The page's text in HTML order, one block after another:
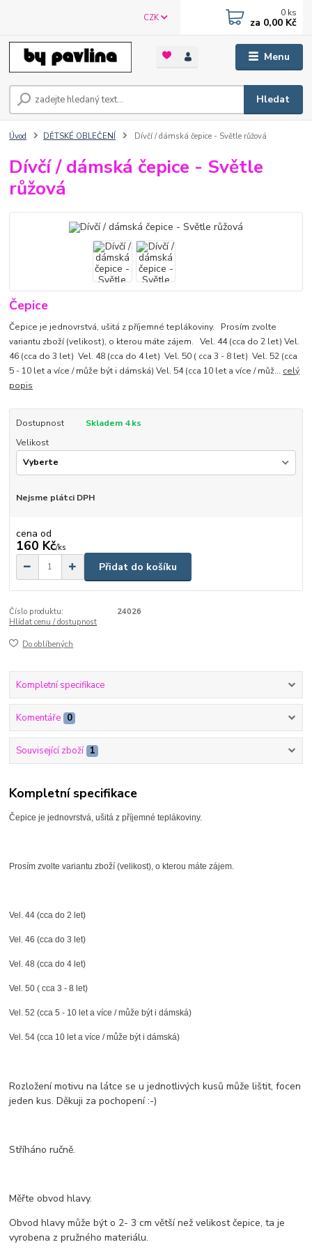
Menu
CZK
Hledat
0 ks
za 0,00 Kč
Úvod DĚTSKÉ OBLEČENÍ Dívčí / dámská čepice - Světle růžová
Dívčí / dámská čepice - Světle
růžová
Čepice
Čepice je jednovrstvá, ušitá z příjemné teplákoviny. Prosím zvolte
variantu zboží (velikost), o kterou máte zájem. Vel. 44 (cca do 2 let) Vel.
46 (cca do 3 let) Vel. 48 (cca do 4 let) Vel. 50 ( cca 3 - 8 let) Vel. 52 (cca
5 - 10 let a více / může být i dámská) Vel. 54 (cca 10 let a více / můž... celý
popis
Dostupnost
Skladem 4 ks
Velikost
Nejsme plátci DPH
cena od
160 Kč/ks
Přidat do košíku
Číslo produktu:
24026
Hlídat cenu / dostupnost
Do oblíbených
Kompletní specifikace
Komentáře 0
Související zboží 1
Kompletní specifikace
Čepice je jednovrstvá, ušitá z příjemné teplákoviny.
Prosím zvolte variantu zboží (velikost), o kterou máte zájem.
Vel. 44 (cca do 2 let)
Vel. 46 (cca do 3 let)
Vel. 48 (cca do 4 let)
Vel. 50 ( cca 3 - 8 let)
Vel. 52 (cca 5 - 10 let a více / může být i dámská)
Vel. 54 (cca 10 let a více / může být i dámská)
Rozložení motivu na látce se u jednotlivých kusů může lištit, focen
jeden kus. Děkuji za pochopení :-)
Stříháno ručně.
Měřte obvod hlavy.
Obvod hlavy může být o 2- 3 cm větší než velikost čepice, ta je
vyrobena z pružného materiálu.